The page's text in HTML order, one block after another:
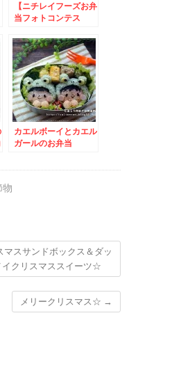
【ニチレイフーズお弁
当フォトコンテス
当とこいのぼりのお弁
当
カエルボーイとカエル
ガールのお弁当
物
マスサンドボックス＆ダッ
イクリスマススイーツ☆
メリークリスマス☆ →